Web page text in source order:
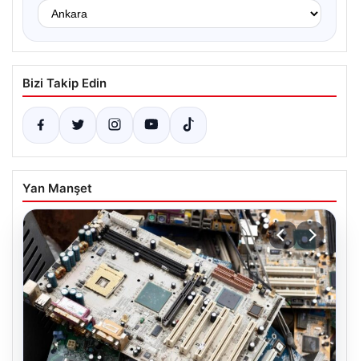
Bizi Takip Edin
Yan Manşet